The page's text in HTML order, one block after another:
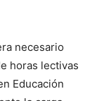
necesario
horas lectivas
Educación